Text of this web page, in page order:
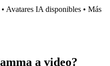
Avatares IA disponibles • Más
a video?